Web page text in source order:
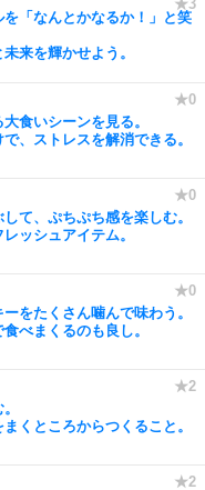
「なんとかなるか！」と笑
来を輝かせよう。
食いシーンを見る。
、ストレスを解消できる。
て、ぷちぷち感を楽しむ。
ッシュアイテム。
をたくさん噛んで味わう。
べまくるのも良し。
くところからつくること。